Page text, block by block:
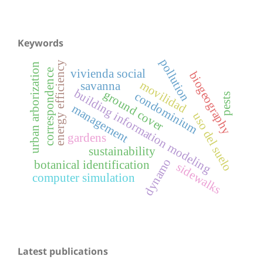
Keywords
sustainability
energy efficiencybuilding information modeling
uso del suelo
movilidad
vivienda social biogeography
botanical identification
correspondence ground cover
management
pollution
gardens
savanna
condominium
dynamo
computer simulation
urban arborization pests
sidewalks
Latest publications